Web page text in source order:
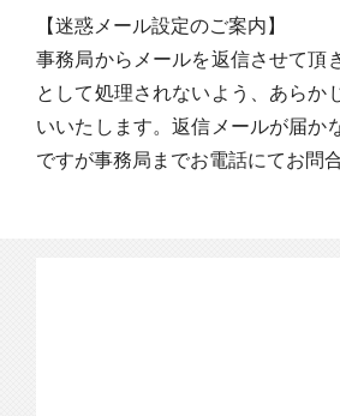
【迷惑メール設定のご案内】
事務局からメールを返信させて頂
として処理されないよう、あらか
いいたします。返信メールが届か
ですが事務局までお電話にてお問